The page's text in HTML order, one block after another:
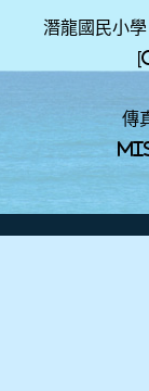
潛龍國民小
[
傳